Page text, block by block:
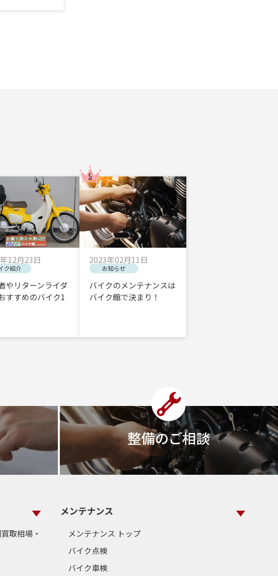
12月23日
ク紹介
やリターンライダ
すすめのバイク1
2023年02月11日
お知らせ
バイクのメンテナンスは
バイク館で決まり！
整備のご相談
取相場・
メンテナンス
メンテナンス トップ
バイク点検
バイク車検